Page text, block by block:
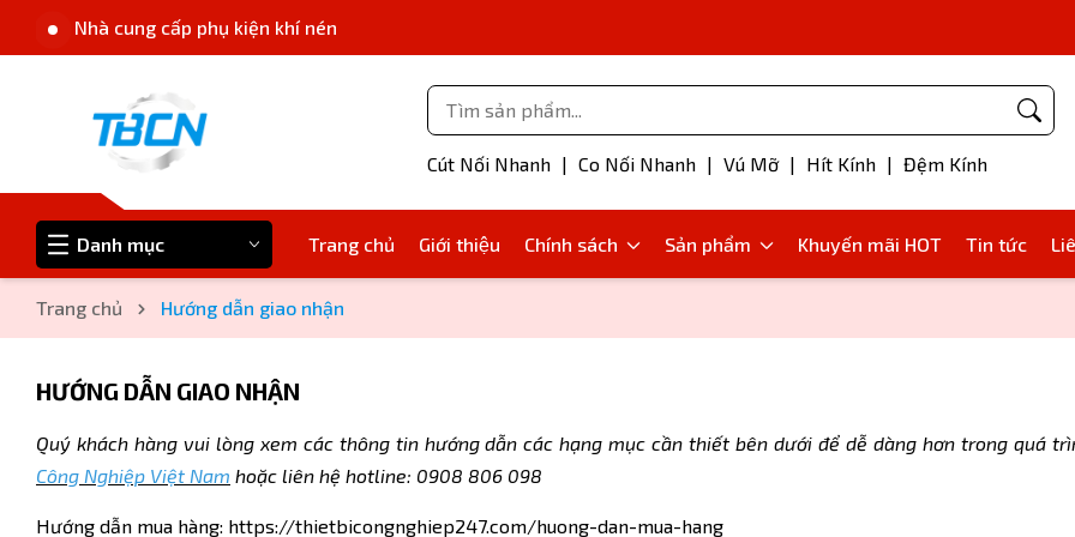
Nhà cung cấp phụ kiện khí nén
Cút Nối Nhanh | Co Nối Nhanh | Vú Mỡ | Hít Kính | Đệm Kính
Danh mục Trang chủ Giới thiệu Chính sách Sản phẩm Khuyến mãi HOT Tin tức
Trang chủ Hướng dẫn giao nhận
HƯỚNG DẪN GIAO NHẬN
Quý khách hàng vui lòng xem các thông tin hướng dẫn các hạng mục cần thiết bên dưới để dễ dàng hơn trong quá
Công Nghiệp Việt Nam hoặc liên hệ hotline: 0908 806 098
Hướng dẫn mua hàng: https://thietbicongnghiep247.com/huong-dan-mua-hang